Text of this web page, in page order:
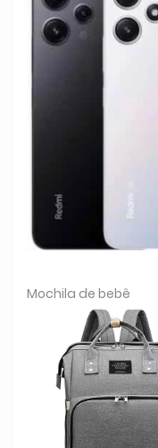
Mochila de bebê